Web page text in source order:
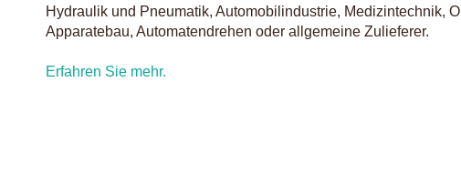
Hydraulik und Pneumatik, Automobilindustrie, Medizintechnik,
Apparatebau, Automatendrehen oder allgemeine Zulieferer.
Erfahren Sie mehr.